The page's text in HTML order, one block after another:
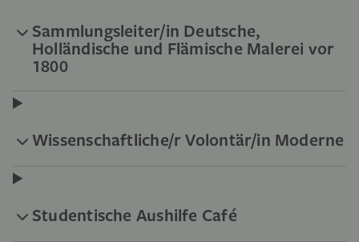
Sammlungsleiter/in Deutsche,
Holländische und Flämische Malerei vor
1800
Wissenschaftliche/r Volontär/in Moderne
Studentische Aushilfe Café